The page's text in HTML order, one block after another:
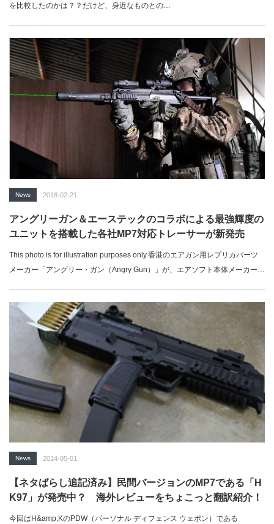
を比較したのかは？？だけど、身近なものとの…
News 2018-02-21
アングリーガン＆エーステックのコラボによる最強輝度の
ユニットを搭載した各社MP7対応トレーサーが新発売
This photo is for illustration purposes only.香港のエアガン用レプリカパーツ
メーカー「アングリー・ガン（Angry Gun）」が、エアソフト本体メーカー各
実績を持つが、今回のトレーサー化に当たっては、その分野で評価の高い台
湾の「エーステック（ACETECH）」社との初のコラボ製品...
News 2014-05-01
【ネタばらし追記済み】民間バージョンのMP7である「H
K97」が発売中？ 海外レビューをちょこっと翻訳紹介！
今回はH&amp;KのPDW（パーソナル ディフェンス ウェポン）である